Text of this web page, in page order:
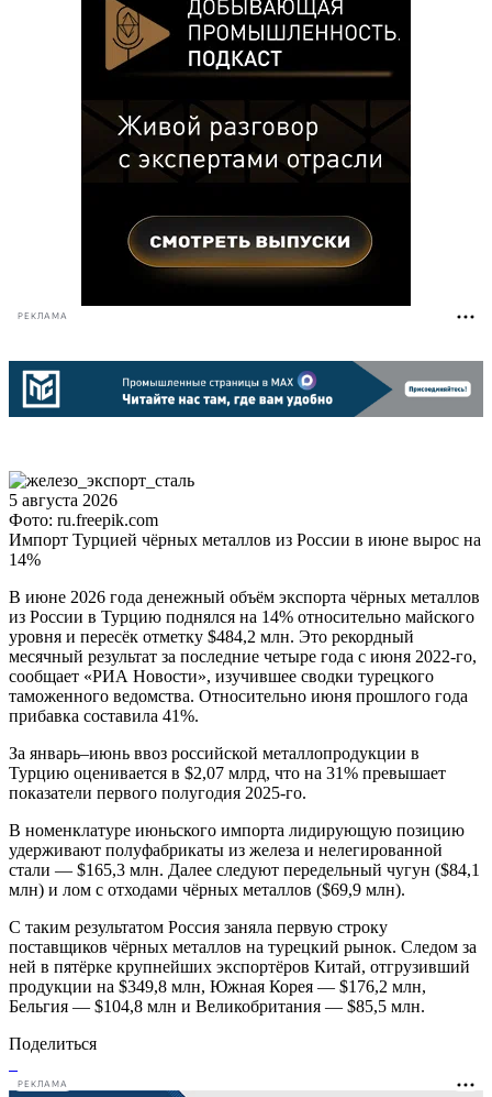
РЕКЛАМА
5 августа 2026
Фото: ru.freepik.com
Импорт Турцией чёрных металлов из России в июне вырос на
14%
В июне 2026 года денежный объём экспорта чёрных металлов
из России в Турцию поднялся на 14% относительно майского
уровня и пересёк отметку $484,2 млн. Это рекордный
месячный результат за последние четыре года с июня 2022-го,
сообщает «РИА Новости», изучившее сводки турецкого
таможенного ведомства. Относительно июня прошлого года
прибавка составила 41%.
За январь–июнь ввоз российской металлопродукции в
Турцию оценивается в $2,07 млрд, что на 31% превышает
показатели первого полугодия 2025-го.
В номенклатуре июньского импорта лидирующую позицию
удерживают полуфабрикаты из железа и нелегированной
стали — $165,3 млн. Далее следуют передельный чугун ($84,1
млн) и лом с отходами чёрных металлов ($69,9 млн).
С таким результатом Россия заняла первую строку
поставщиков чёрных металлов на турецкий рынок. Следом за
ней в пятёрке крупнейших экспортёров Китай, отгрузивший
продукции на $349,8 млн, Южная Корея — $176,2 млн,
Бельгия — $104,8 млн и Великобритания — $85,5 млн.
Поделиться
РЕКЛАМА